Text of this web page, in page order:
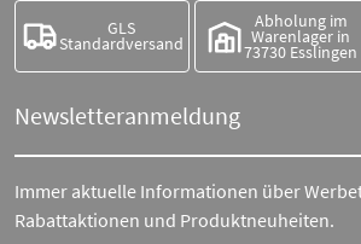
GLS
Standardversand
Abholung im
Warenlager in
73730 Esslingen
Newsletteranmeldung
Immer aktuelle Informationen über
Rabattaktionen und Produktneuheiten.